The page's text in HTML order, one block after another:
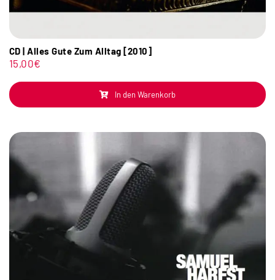
CD | Alles Gute Zum Alltag [2010]
15,00€
In den Warenkorb